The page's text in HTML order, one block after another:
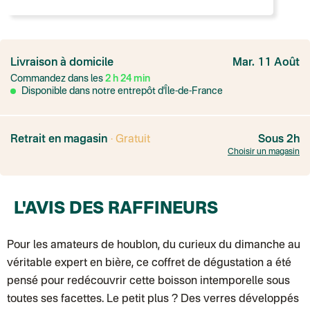
Colissimo suivi
Point relais rapide
Transport Express
Lettre prioritaire
Livraison TNT (expédition par Salty design )
Point relais Express (commerçant ou bureau de poste) : Point
Point relais Standard
Colissimo suivi (expédition partenaire)
Colissimo suivi (envoi partenaire)
Test dropshipping
Colissimo suivi (expédition Soundivine)
Colissimo suivi (expédition Cheer Moda)
Livraison à domicile Mar. 11 Août
Commandez dans les 2 h 24 min
Disponible dans notre entrepôt d'Île-de-France
Retrait en magasin · Gratuit Sous 2h
Choisir un magasin
L'AVIS DES RAFFINEURS
Pour les amateurs de houblon, du curieux du dimanche au
véritable expert en bière, ce coffret de dégustation a été
pensé pour redécouvrir cette boisson intemporelle sous
toutes ses facettes. Le petit plus ? Des verres développés